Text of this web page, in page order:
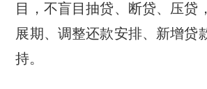
目，不盲目抽贷、断贷、压贷
展期、调整还款安排、新增贷
持。